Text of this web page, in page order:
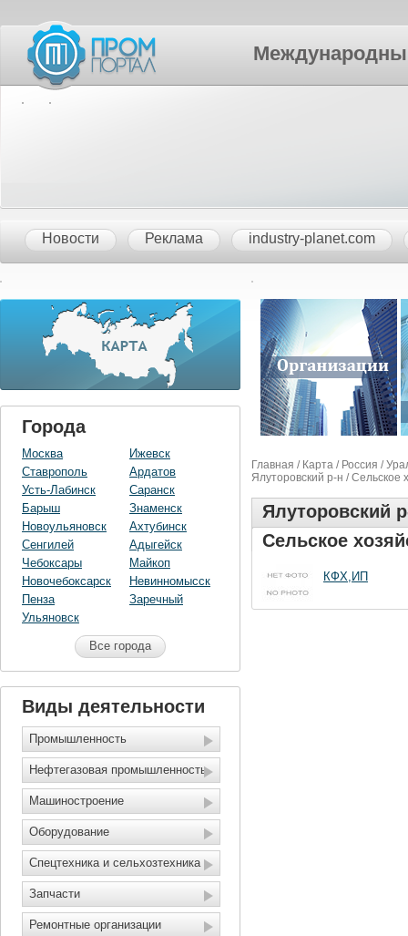
Международный
Новости Реклама industry-planet.com
Города
Москва
Ставрополь
Усть-Лабинск
Барыш
Новоульяновск
Сенгилей
Чебоксары
Новочебоксарск
Пенза
Ульяновск
Ижевск
Ардатов
Саранск
Знаменск
Ахтубинск
Адыгейск
Майкоп
Невинномысск
Заречный
Все города
Виды деятельности
Промышленность
Нефтегазовая промышленность
Машиностроение
Оборудование
Спецтехника и сельхозтехника
Запчасти
Ремонтные организации
Главная / Карта / Россия /
Ялуторовский р-н / Сельское
Ялуторовский
Сельское
КФХ,ИП